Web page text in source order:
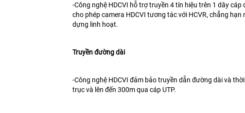
-Công nghệ HDCVI hỗ trợ truyền 4 tín hiệu trên 1 dây cáp
cho phép camera HDCVI tương tác với HCVR, chẳng hạn
dựng linh hoạt.
Truyền đường dài
-Công nghệ HDCVI đảm bảo truyền dẫn đường dài và
trụcvà lên đến 300m qua cáp UTP.